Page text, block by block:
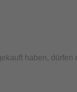
haben, dürfen